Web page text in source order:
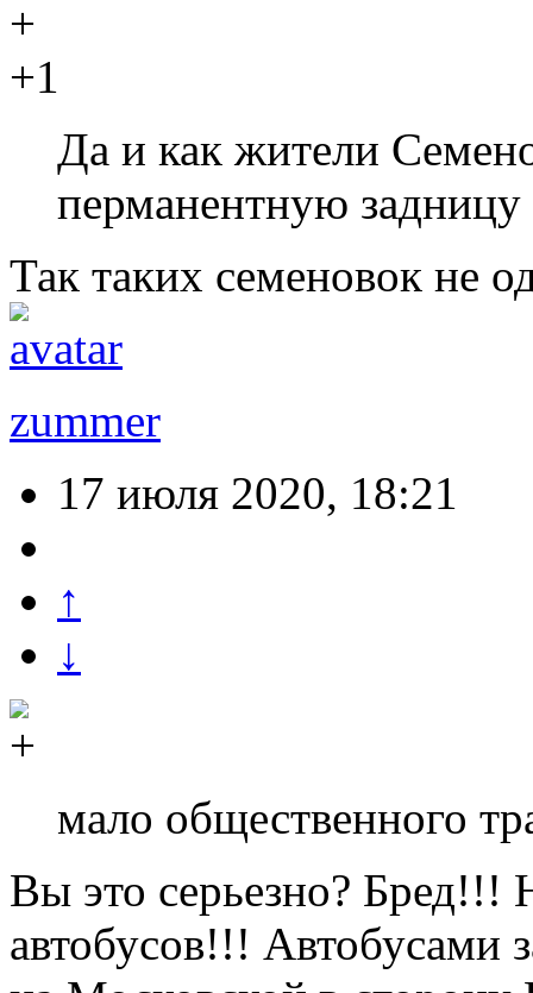
+1
Да и как жители
перманентную задницу
Так таких семеновок не
zummer
17 июля 2020, 18:21
↑
↓
мало общественного
Вы это серьезно? Бред!!!
автобусов!!! Автобусами